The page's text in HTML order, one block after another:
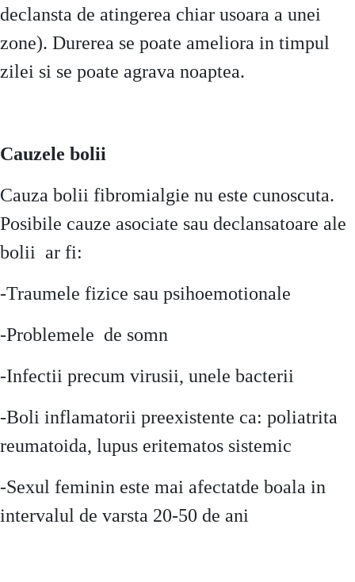
declansta de atingerea chiar usoara a unei
zone). Durerea se poate ameliora in timpul
zilei si se poate agrava noaptea.
Cauzele bolii
Cauza bolii fibromialgie nu este cunoscuta.
Posibile cauze asociate sau declansatoare ale
bolii ar fi:
-Traumele fizice sau psihoemotionale
-Problemele de somn
-Infectii precum virusii, unele bacterii
-Boli inflamatorii preexistente ca: poliatrita
reumatoida, lupus eritematos sistemic
-Sexul feminin este mai afectatde boala in
intervalul de varsta 20-50 de ani